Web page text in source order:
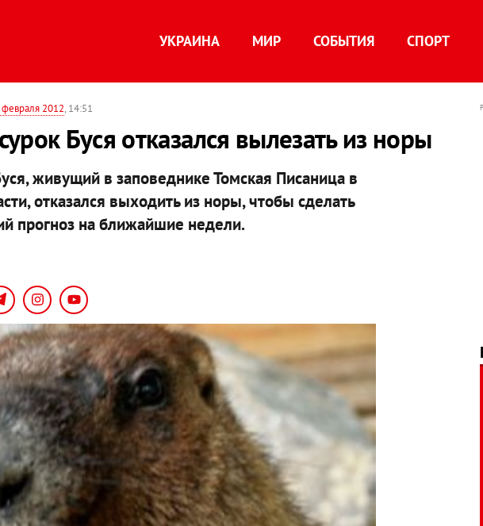
УКРАИНА МИР СОБЫТИЯ СПОРТ
2012, 14:51
Буся отказался вылезать из норы
живущий в заповеднике Томская Писаница в
отказался выходить из норы, чтобы сделать
прогноз на ближайшие недели.